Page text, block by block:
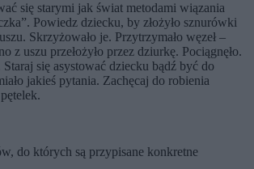
się starymi jak świat metodami wiązania
Powiedz dziecku, by złożyło sznurówki
Skrzyżowało je. Przytrzymało węzeł –
z uszu przełożyło przez dziurkę. Pociągnęło.
Staraj się asystować dziecku bądź być do
jakieś pytania. Zachęcaj do robienia
do których są przypisane konkretne